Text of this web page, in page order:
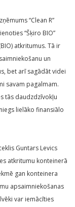
“Clean R”
“Šķiro BIO”
atkritumus. Tā ir
un
bet arī sagādāt videi
savam pagalmam.
tās daudzdzīvokļu
lielāko finansiālo
Guntars Levics
atkritumu konteinerā
gan konteinera
apsaimniekošanas
var iemācīties